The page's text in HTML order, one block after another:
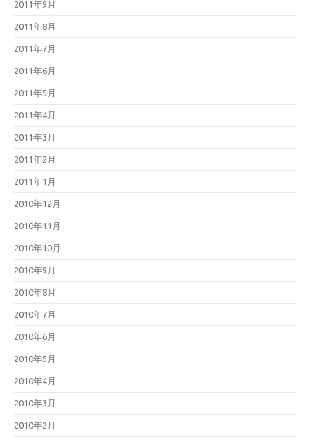
2011年9月
2011年8月
2011年7月
2011年6月
2011年5月
2011年4月
2011年3月
2011年2月
2011年1月
2010年12月
2010年11月
2010年10月
2010年9月
2010年8月
2010年7月
2010年6月
2010年5月
2010年4月
2010年3月
2010年2月